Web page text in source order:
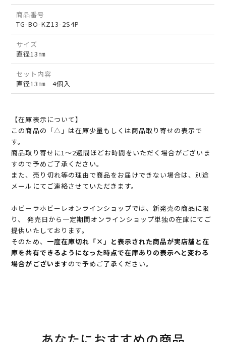
商品番号
TG-BO-KZ13-2S4P
サイズ
直径13㎜
セット内容
直径13㎜ 4個入
【在庫表示について】
この商品の「△」は在庫少量もしくは商品取り寄せの表示で
す。
商品取り寄せに1～2週間ほどお時間をいただく場合がございま
すので予めご了承ください。
また、売り切れ等の理由で商品をお届けできない場合は、別途
メールにてご連絡させていただきます。
ホビーラホビーレオンラインショップでは、新発売の商品に限
り、 発売日から一定期間オンラインショップ単独の在庫にてご
提供いたしております。
そのため、 一度在庫切れ「×」と表示された商品が実店舗と在
庫を共有できるようになった時点で在庫ありの表示へと変わる
場合がございますので予めご了承ください。